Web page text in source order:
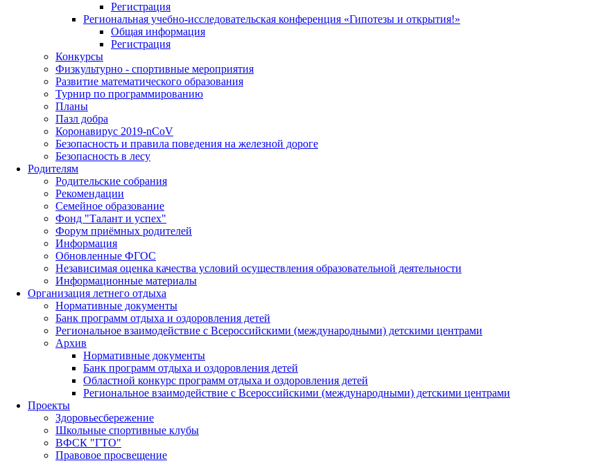
Регистрация
Региональная учебно-исследовательская конференция «Гипотезы и открытия!»
Общая информация
Регистрация
Конкурсы
Физкультурно - спортивные мероприятия
Развитие математического образования
Турнир по программированию
Планы
Пазл добра
Коронавирус 2019-nCoV
Безопасность и правила поведения на железной дороге
Безопасность в лесу
Родителям
Родительские собрания
Рекомендации
Семейное образование
Фонд "Талант и успех"
Форум приёмных родителей
Информация
Обновленные ФГОС
Независимая оценка качества условий осуществления образовательной деятельности
Информационные материалы
Организация летнего отдыха
Нормативные документы
Банк программ отдыха и оздоровления детей
Региональное взаимодействие с Всероссийскими (международными) детскими центрами
Архив
Нормативные документы
Банк программ отдыха и оздоровления детей
Областной конкурс программ отдыха и оздоровления детей
Региональное взаимодействие с Всероссийскими (международными) детскими центрами
Проекты
Здоровьесбережение
Школьные спортивные клубы
ВФСК "ГТО"
Правовое просвещение